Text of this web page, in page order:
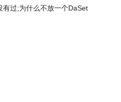
过;为什么不放一个DaSet